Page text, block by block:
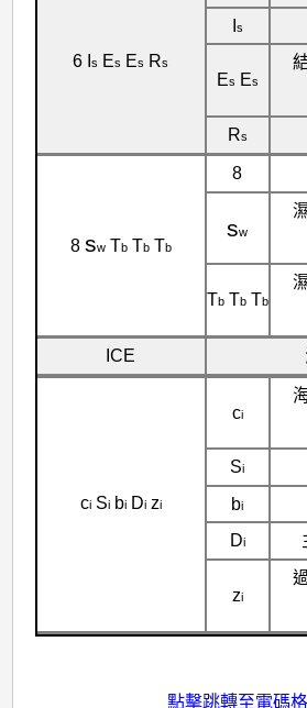
6 Is Es Es Rs
s
Es Es
Rs
8 swTbTbTb
8
sw
TbTbTb
ICE
ciSibiDizi
ci
Si
bi
Di
zi
點擊跳轉至電碼